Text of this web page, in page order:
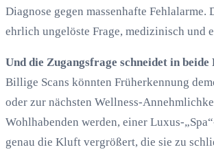
Diagnose gegen massenhafte Fehlalarme.
ehrlich ungelöste Frage, medizinisch und
Und die Zugangsfrage schneidet in beide
Billige Scans könnten Früherkennung
oder zur nächsten Wellness-
Wohlhabenden werden, einer Luxus-
genau die Kluft vergrößert, die sie zu